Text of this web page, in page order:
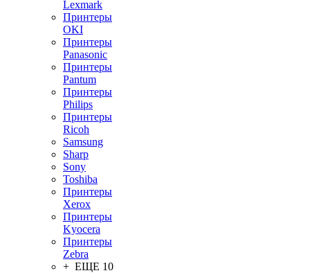
Lexmark
Принтеры
OKI
Принтеры
Panasonic
Принтеры
Pantum
Принтеры
Philips
Принтеры
Ricoh
Samsung
Sharp
Sony
Toshiba
Принтеры
Xerox
Принтеры
Kyocera
Принтеры
Zebra
+ ЕЩЕ 10